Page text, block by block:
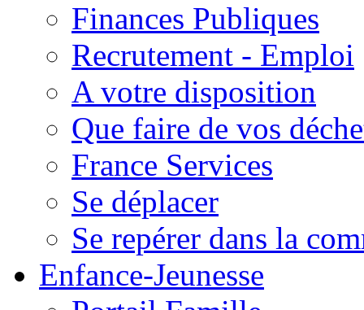
Finances Publiques
Recrutement - Emploi
A votre disposition
Que faire de vos
France Services
Se déplacer
Se repérer dans la
Enfance-Jeunesse